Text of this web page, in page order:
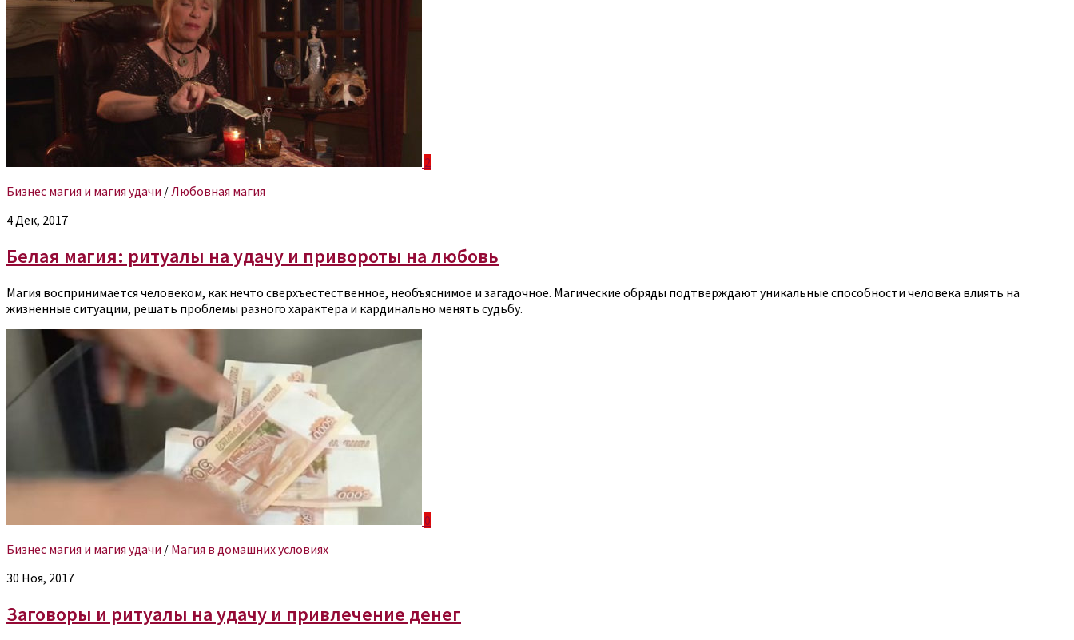
2
Бизнес магия и магия удачи / Любовная магия
4 Дек, 2017
Белая магия: ритуалы на удачу и привороты на любовь
Магия воспринимается человеком, как нечто сверхъестественное, необъяснимое и загадочное. Магические обряды подтверждают уникальные способности человека влиять на
жизненные ситуации, решать проблемы разного характера и кардинально менять судьбу.
0
Бизнес магия и магия удачи / Магия в домашних условиях
30 Ноя, 2017
Заговоры и ритуалы на удачу и привлечение денег